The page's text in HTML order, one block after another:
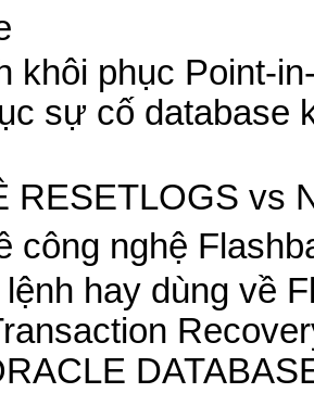
khôi phục Point-
sự cố database
RESETLOGS vs
công nghệ
hay dùng về